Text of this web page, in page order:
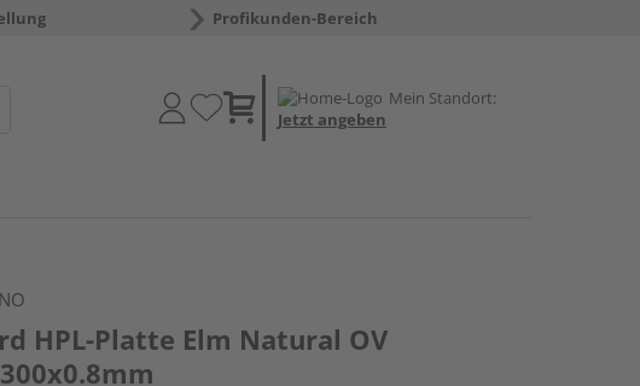
Profikunden-Bereich
Mein Standort:
Jetzt angeben
HPL-Platte Elm Natural OV